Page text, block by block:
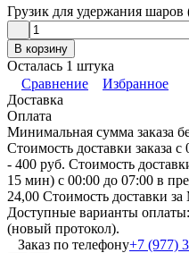
Грузик для удержания шаров
В корзину
Осталась 1 штука
Сравнение
Избранное
Доставка
Оплата
Минимальная сумма заказа
Стоимость доставки заказа
- 400 руб. Стоимость
15 мин) с 00:00 до 07:00 в
24,00 Стоимость доставки
Доступные варианты
(новый протокол).
Заказ по телефону+7 (977)